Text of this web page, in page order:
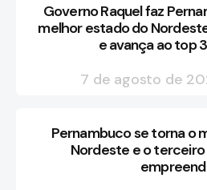
Governo Raquel faz
melhor estado do
e avança ao top
7 de agosto de
Pernambuco se torna o
Nordeste e o terceiro